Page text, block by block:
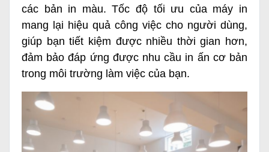
các bản in màu. Tốc độ tối ưu của máy in
mang lại hiệu quả công việc cho người dùng,
giúp bạn tiết kiệm được nhiều thời gian hơn,
đảm bảo đáp ứng được nhu cầu in ấn cơ bản
trong môi trường làm việc của bạn.